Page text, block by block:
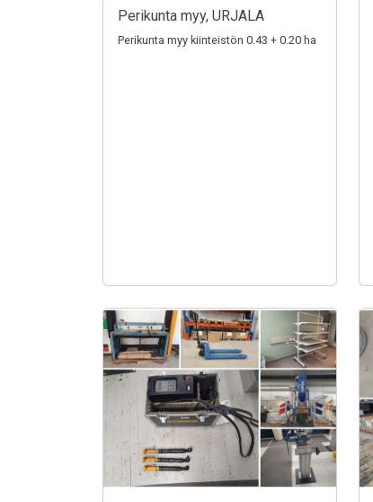
Perikunta myy, URJALA
Perikunta myy kiinteistön 0.43 + 0.20 ha